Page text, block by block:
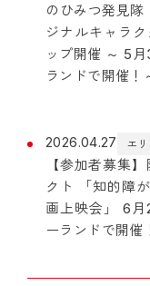
のひみつ発見隊
ジナルキャラ
ップ開催 ～ 5
ランドで開催！
2026.04.27 エ
【参加者募集
クト 「知的障
画上映会」 6
ーランドで開催